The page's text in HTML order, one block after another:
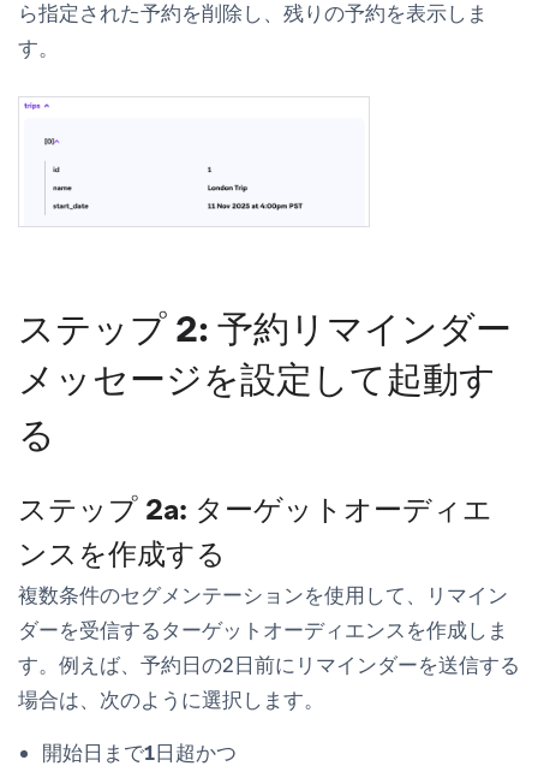
ら指定された予約を削除し、残りの予約を表示しま
す。
ステップ 2: 予約リマインダー
メッセージを設定して起動す
る
ステップ 2a: ターゲットオーディエ
ンスを作成する
複数条件のセグメンテーションを使用して、リマイン
ダーを受信するターゲットオーディエンスを作成しま
す。例えば、予約日の2日前にリマインダーを送信する
場合は、次のように選択します。
開始日まで1日超かつ